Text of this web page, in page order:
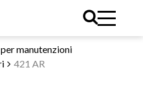
manutenzioni
421 AR